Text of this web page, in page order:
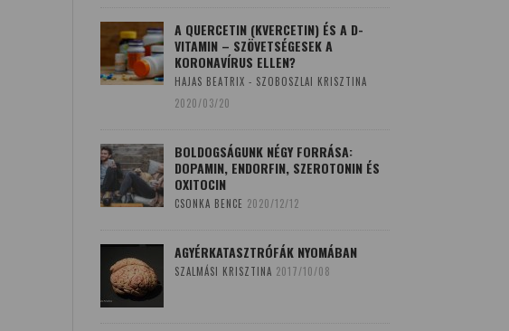
A QUERCETIN (KVERCETIN) ÉS A D-
VITAMIN – SZÖVETSÉGESEK A
KORONAVÍRUS ELLEN?
HAJAS BEATRIX - SZOBOSZLAI KRISZTINA
2020/03/20
BOLDOGSÁGUNK NÉGY FORRÁSA:
DOPAMIN, ENDORFIN, SZEROTONIN ÉS
OXITOCIN
CSONKA BENCE 2020/12/12
AGYÉRKATASZTRÓFÁK NYOMÁBAN
SZALMÁSI KRISZTINA 2017/10/08